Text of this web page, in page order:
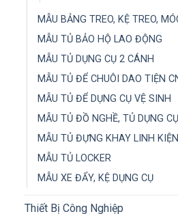
MẪU BẢNG TREO, KỆ TREO,
MẪU TỦ BẢO HỘ LAO ĐỘNG
MẪU TỦ DỤNG CỤ 2 CÁNH
MẪU TỦ ĐỂ CHUÔI DAO TIỆN
MẪU TỦ ĐỂ DỤNG CỤ VỆ SINH
MẪU TỦ ĐỒ NGHỀ, TỦ DỤNG CỤ
MẪU TỦ ĐỰNG KHAY LINH KIỆN
MẪU TỦ LOCKER
MẪU XE ĐẨY, KỆ DỤNG CỤ
Thiết Bị Công Nghiệp